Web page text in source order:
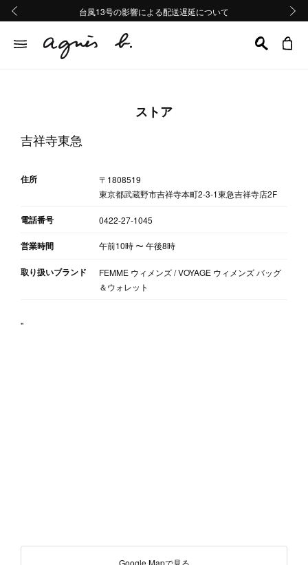
熊本地域地震の影響による配送遅延について
Summer Sale 2buy10%OFF!!
台風13号の影響による配送遅延について
熊本地域地震の影響による配送遅延について
Summer Sale 2buy10%OFF!!
ストア
吉祥寺東急
住所
〒1808519
東京都武蔵野市吉祥寺本町2-3-1東急吉祥寺店2F
電話番号 0422-27-1045
営業時間 午前10時〜午後8時
取り扱いブランド
FEMME ウィメンズ / VOYAGE ウィメンズ バッグ
＆ウォレット
"
Google Mapで見る